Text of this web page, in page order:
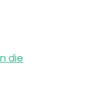
die